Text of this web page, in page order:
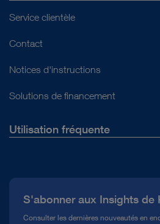
Service clientèle
Contact
Notices d'instructions
Solutions de financement
Utilisation fréquente
Service télé-assistance Conformité
S'abonner aux Insights de
Consulter les dernières nouveautés en